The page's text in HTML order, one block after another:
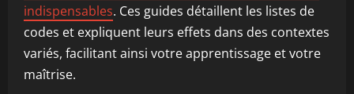
indispensables. Ces guides détaillent les listes de
codes et expliquent leurs effets dans des contextes
variés, facilitant ainsi votre apprentissage et votre
maîtrise.